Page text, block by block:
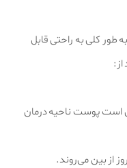
کلی به راحتی قابل
است پوست ناحیه درمان
از بین می‌روند.